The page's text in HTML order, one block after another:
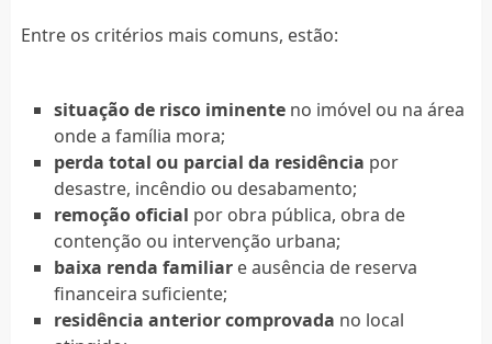
Entre os critérios mais comuns, estão:
situação de risco iminenteno imóvel ou na área
onde a família mora;
perda total ou parcial da residência por
desastre, incêndio ou desabamento;
remoção oficial por obra pública, obra de
contenção ou intervenção urbana;
baixa renda familiare ausência de reserva
financeira suficiente;
residência anterior comprovada no local